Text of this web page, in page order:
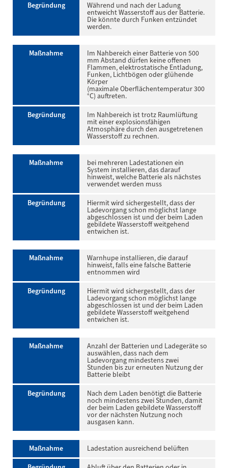
Begründung
Während und nach der Ladung
entweicht Wasserstoff aus der Batterie.
Die könnte durch Funken entzündet
werden.
Maßnahme Im Nahbereich einer Batterie von 500
mm Abstand dürfen keine offenen
Flammen, elektrostatische Entladung,
Funken, Lichtbögen oder glühende
Körper
(maximale Oberflächentemperatur 300
°C) auftreten.
Begründung
Im Nahbereich ist trotz Raumlüftung
mit einer explosionsfähigen
Atmosphäre durch den ausgetretenen
Wasserstoff zu rechnen.
Maßnahme bei mehreren Ladestationen ein
System installieren, das darauf
hinweist, welche Batterie als nächstes
verwendet werden muss
Begründung
Hiermit wird sichergestellt, dass der
Ladevorgang schon möglichst lange
abgeschlossen ist und der beim Laden
gebildete Wasserstoff weitgehend
entwichen ist.
Maßnahme Warnhupe installieren, die darauf
hinweist, falls eine falsche Batterie
entnommen wird
Begründung
Hiermit wird sichergestellt, dass der
Ladevorgang schon möglichst lange
abgeschlossen ist und der beim Laden
gebildete Wasserstoff weitgehend
entwichen ist.
Maßnahme Anzahl der Batterien und Ladegeräte so
auswählen, dass nach dem
Ladevorgang mindestens zwei
Stunden bis zur erneuten Nutzung der
Batterie bleibt
Begründung
Nach dem Laden benötigt die Batterie
noch mindestens zwei Stunden, damit
der beim Laden gebildete Wasserstoff
vor der nächsten Nutzung noch
ausgasen kann.
Maßnahme
Ladestation ausreichend belüften